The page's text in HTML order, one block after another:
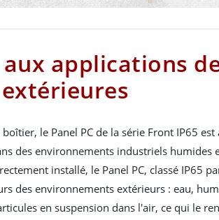
applications
le Panel PC de la série Front IP65 est
des environnements industriels humides
installé, le Panel PC, classé IP65
des environnements extérieurs : eau,
en suspension dans l'air, ce qui le